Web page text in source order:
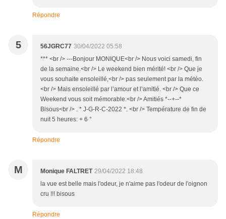
Répondre
5 56JGRC77 30/04/2022 05:58
*** <br /> ---Bonjour MONIQUE<br /> Nous voici samedi, fin
de la semaine.<br /> Le weekend bien mérité! <br /> Que je
vous souhaite ensoleillé,<br /> pas seulement par la météo.
<br /> Mais ensoleillé par l’amour et l’amitié. <br /> Que ce
Weekend vous soit mémorable.<br /> Amitiés *--+--*
Bisous<br /> . * J-G-R-C-2022 *. <br /> Température de fin de
nuit 5 heures: + 6 °
Répondre
M Monique FALTRET 29/04/2022 18:48
la vue est belle mais l'odeur, je n'aime pas l'odeur de l'oignon
cru !!! bisous
Répondre